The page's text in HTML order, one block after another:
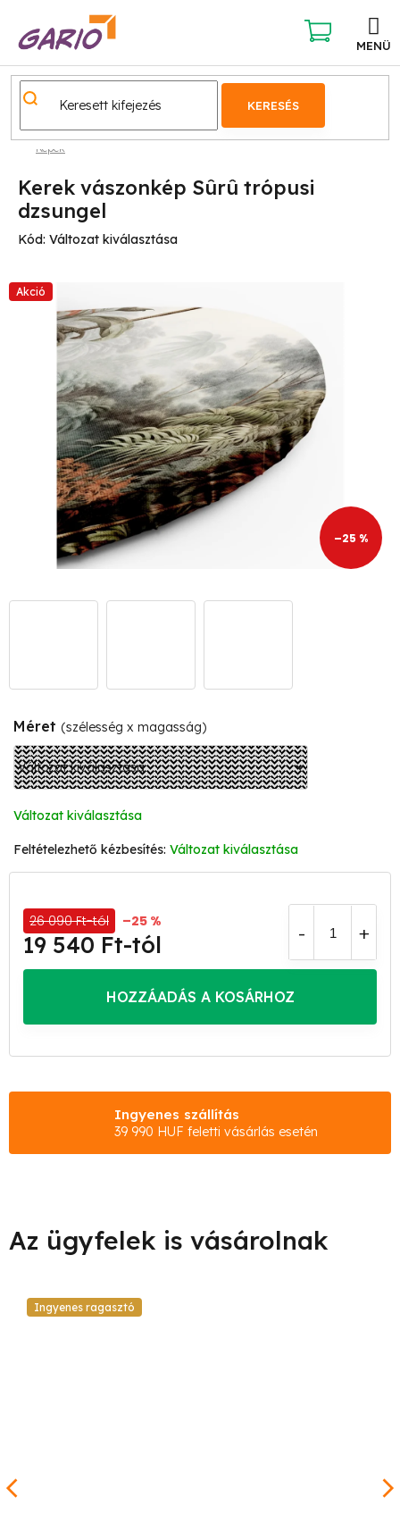
KERESÉS
KOSÁR
Képek
Kerek vászonkép Sûrû trópusi
dzsungel
Kód: Változat kiválasztása
Akció
–25 %
Méret (szélesség x magasság)
Változat kiválasztása
Változat kiválasztása
26 090 Ft-tól –25 %
19 540 Ft-tól
HOZZÁADÁS A KOSÁRHOZ
Ingyenes szállítás
39 990 HUF feletti vásárlás esetén
Ingyenes ragasztó